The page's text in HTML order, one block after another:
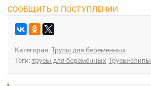
СООБЩИТЬ О ПОСТУПЛЕНИИ
Категория:Трусы для беременных
Теги:трусы для беременных Трусы-слипы